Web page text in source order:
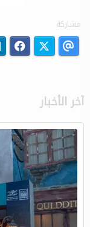
مشاركة
آخر الأخبار